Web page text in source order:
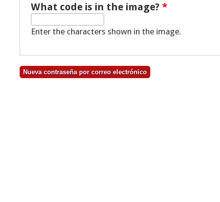
What code is in the image? *
Enter the characters shown in the image.